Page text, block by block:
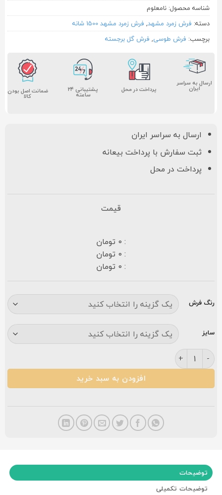
شناسه محصول: نامعلوم
دسته: فرش زمرد مشهد, فرش زمرد مشهد 1500 شانه
برچسب: فرش طوسی, فرش گل برجسته
ارسال به سراسر
ایران پرداخت در محل پشتیبانی ۲۴
ساعته ضمانت اصل بودن
کالا
ارسال به سراسر ایران
ثبت سفارش با پرداخت بیعانه
پرداخت در محل
قیمت
: 0 تومان
: 0 تومان
: 0 تومان
رنگ فرش
سایز
فرش زمرد مشهد ۱۵۰۰ شانه کد ۵۰۰۰۰ طوسی گلبرجسته عدد
افزودن به سبد خرید
توضیحات
توضیحات تکمیلی